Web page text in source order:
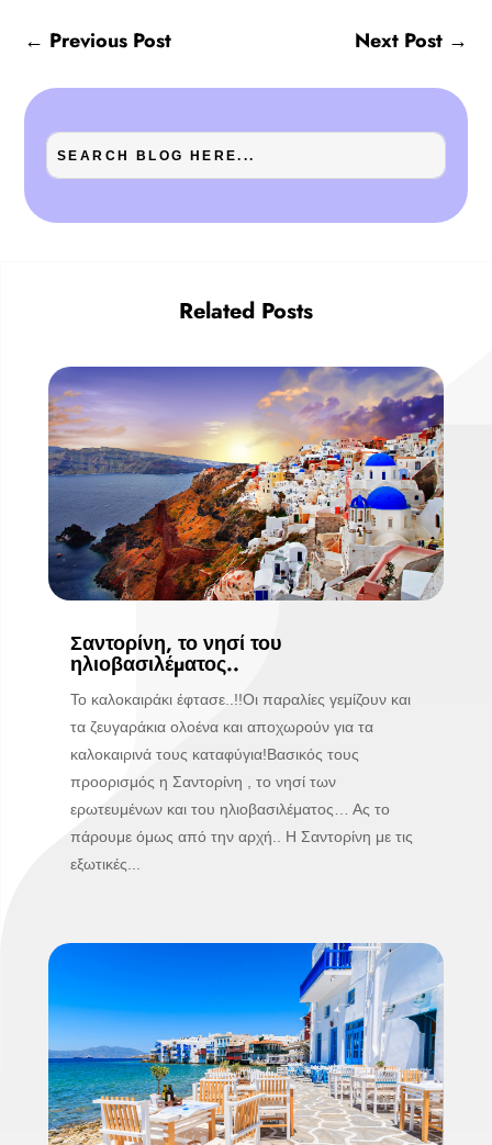
← Previous Post Next Post→
Related Posts
Σαντορίνη, το νησί του
ηλιοβασιλέματος..
Το καλοκαιράκι έφτασε..!!Οι παραλίες γεμίζουν και
τα ζευγαράκια ολοένα και αποχωρούν για τα
καλοκαιρινά τους καταφύγια!Βασικός τους
προορισμός η Σαντορίνη , το νησί των
ερωτευμένων και του ηλιοβασιλέματος… Ας το
πάρουμε όμως από την αρχή.. Η Σαντορίνη με τις
εξωτικές...